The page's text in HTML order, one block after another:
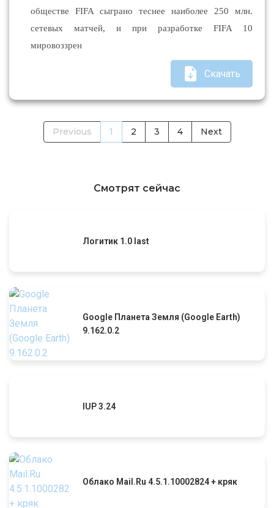
обществе FIFA сыграно теснее наиболее 250 млн.
сетевых матчей, и при разработке FIFA 10
мировоззрен
Скачать
Previous 1 2 3 4 Next
Смотрят сейчас
Логитик 1.0 last
Google Планета Земля (Google Earth)
9.162.0.2
IUP 3.24
Облако Mail.Ru 4.5.1.10002824 + кряк